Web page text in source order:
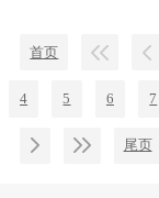
首页
4 5 6 7
尾页